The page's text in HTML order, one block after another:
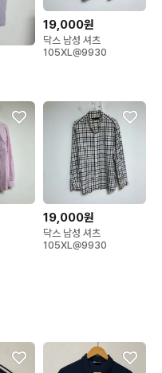
19,000원
닥스 남성 셔츠
105XL@9930
19,000원
닥스 남성 셔츠
105XL@9930